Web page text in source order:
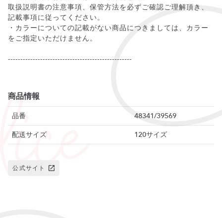
取扱説明書の注意事項、保管方法を必ずご確認ご理解頂き、
記載事項に従ってください。
・カラーについての記載がない商品につきましては、カラー
をご指定いただけません。
--------------------------------------------------
商品情報
品番
48341/39569
配送サイズ
120サイズ
公式サイト